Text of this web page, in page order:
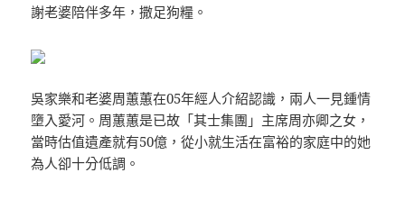
謝老婆陪伴多年，撒足狗糧。
吳家樂和老婆周蕙蕙在05年經人介紹認識，兩人一見鍾情
墮入愛河。周蕙蕙是已故「其士集團」主席周亦卿之女，
當時估值遺產就有50億，從小就生活在富裕的家庭中的她
為人卻十分低調。